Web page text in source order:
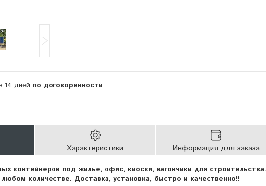
14 дней по договоренности
Характеристики Информация для заказа
контейнеров под жилье, офис, киоски, вагончики для строительства.
количестве. Доставка, установка, быстро и качественно!!